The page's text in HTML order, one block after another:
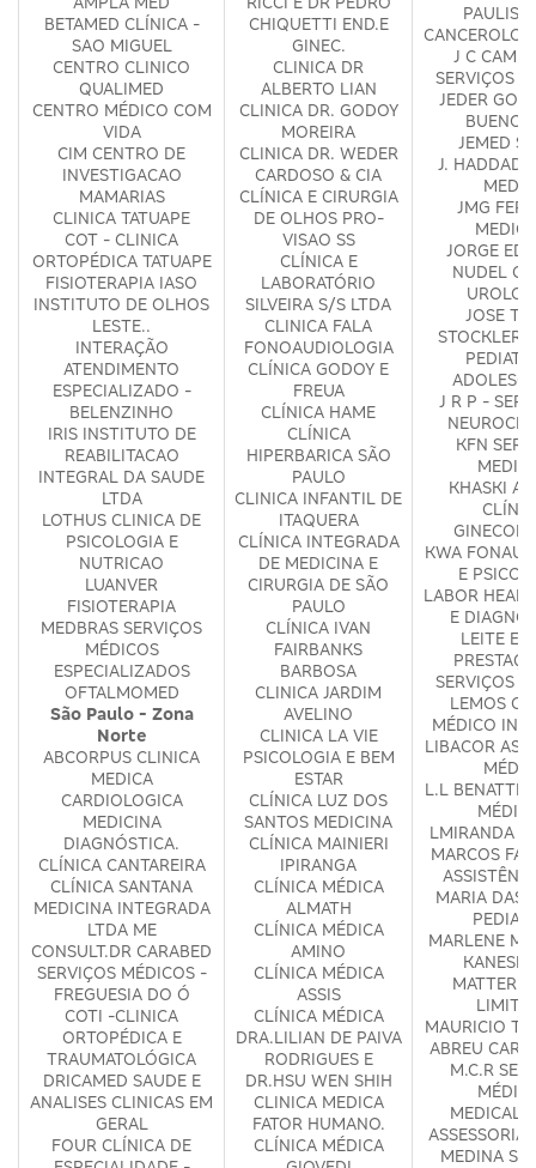
BETAMED CLÍNICA -
SAO MIGUEL
CENTRO CLINICO
QUALIMED
CENTRO MÉDICO COM
VIDA
CIM CENTRO DE
INVESTIGACAO
MAMARIAS
CLINICA TATUAPE
COT - CLINICA
ORTOPÉDICA TATUAPE
FISIOTERAPIA IASO
INSTITUTO DE OLHOS
LESTE..
INTERAÇÃO
ATENDIMENTO
ESPECIALIZADO -
BELENZINHO
IRIS INSTITUTO DE
REABILITACAO
INTEGRAL DA SAUDE
LTDA
LOTHUS CLINICA DE
PSICOLOGIA E
NUTRICAO
LUANVER
FISIOTERAPIA
MEDBRAS SERVIÇOS
MÉDICOS
ESPECIALIZADOS
OFTALMOMED
São Paulo - Zona
Norte
ABCORPUS CLINICA
MEDICA
CARDIOLOGICA
MEDICINA
DIAGNÓSTICA.
CLÍNICA CANTAREIRA
CLÍNICA SANTANA
MEDICINA INTEGRADA
LTDA ME
CONSULT.DR CARABED
SERVIÇOS MÉDICOS -
FREGUESIA DO Ó
COTI -CLINICA
ORTOPÉDICA E
TRAUMATOLÓGICA
DRICAMED SAUDE E
ANALISES CLINICAS EM
GERAL
FOUR CLÍNICA DE
CHIQUETTI END.E
GINEC.
CLINICA DR
ALBERTO LIAN
CLINICA DR. GODOY
MOREIRA
CLINICA DR. WEDER
CARDOSO & CIA
CLÍNICA E CIRURGIA
DE OLHOS PRO-
VISAO SS
CLÍNICA E
LABORATÓRIO
SILVEIRA S/S LTDA
CLINICA FALA
FONOAUDIOLOGIA
CLÍNICA GODOY E
FREUA
CLÍNICA HAME
CLÍNICA
HIPERBARICA SÃO
PAULO
CLINICA INFANTIL DE
ITAQUERA
CLÍNICA INTEGRADA
DE MEDICINA E
CIRURGIA DE SÃO
PAULO
CLÍNICA IVAN
FAIRBANKS
BARBOSA
CLINICA JARDIM
AVELINO
CLINICA LA VIE
PSICOLOGIA E BEM
ESTAR
CLÍNICA LUZ DOS
SANTOS MEDICINA
CLÍNICA MAINIERI
IPIRANGA
CLÍNICA MÉDICA
ALMATH
CLÍNICA MÉDICA
AMINO
CLÍNICA MÉDICA
ASSIS
CLÍNICA MÉDICA
DRA.LILIAN DE PAIVA
RODRIGUES E
DR.HSU WEN SHIH
CLINICA MEDICA
FATOR HUMANO.
CLÍNICA MÉDICA
J C
SERVIÇOS
JEDER
BUENO
JEMED
J. HADDAD
JMG
JORGE
NUDEL
JOSE
STOCKLER
J R P -
KFN
KHASKI
KWA
E
LABOR
E
LEITE E
SERVIÇOS
LEMOS
MÉDICO
LIBACOR
L.L BENATTI
LMIRANDA
MARCOS
MARIA DAS
MARLENE
MATTER
MAURICIO
ABREU
M.C.R
MEDICAL
ASSESSORIA
MEDINA